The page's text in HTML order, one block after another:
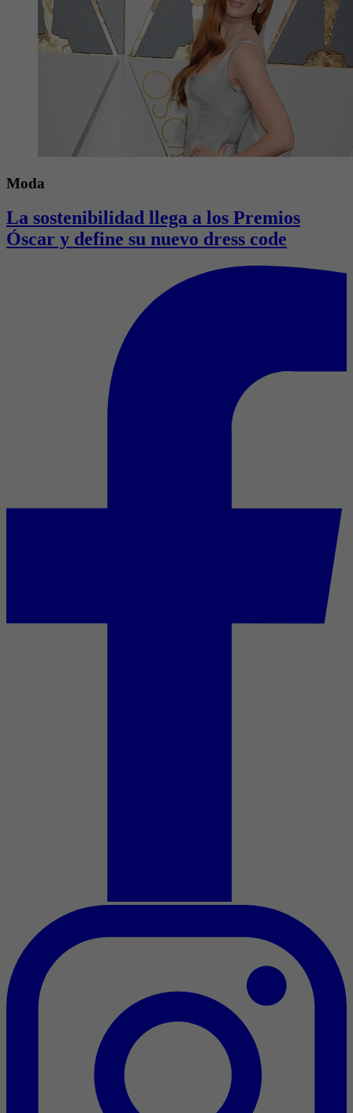
Moda
La sostenibilidad llega a los Premios
Óscar y define su nuevo dress code